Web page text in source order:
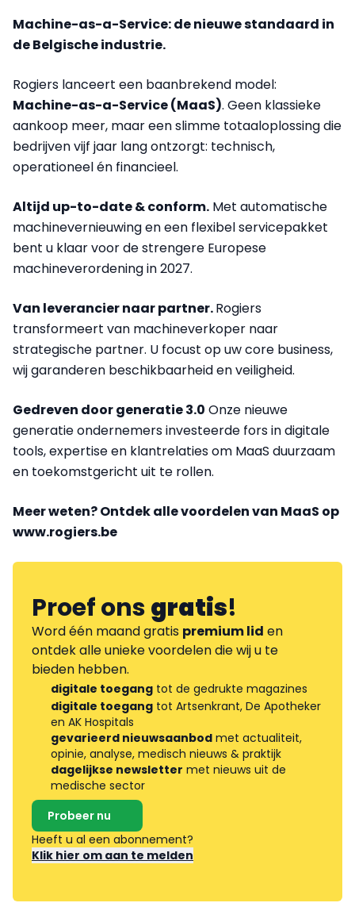
Machine-as-a-Service: de nieuwe standaard in
de Belgische industrie.
Rogiers lanceert een baanbrekend model:
Machine-as-a-Service (MaaS). Geen klassieke
aankoop meer, maar een slimme totaaloplossing die
bedrijven vijf jaar lang ontzorgt: technisch,
operationeel én financieel.
Altijd up-to-date & conform. Met automatische
machinevernieuwing en een flexibel servicepakket
bent u klaar voor de strengere Europese
machineverordening in 2027.
Van leverancier naar partner.Rogiers
transformeert van machineverkoper naar
strategische partner. U focust op uw core business,
wij garanderen beschikbaarheid en veiligheid.
Gedreven door generatie 3.0 Onze nieuwe
generatie ondernemers investeerde fors in digitale
tools, expertise en klantrelaties om MaaS duurzaam
en toekomstgericht uit te rollen.
Meer weten? Ontdek alle voordelen van MaaS op
www.rogiers.be
Proef onsgratis!
Word één maand gratis premium lid en
ontdek alle unieke voordelen die wij u te
bieden hebben.
digitale toegang tot de gedrukte magazines
digitale toegang tot Artsenkrant, De Apotheker
en AK Hospitals
gevarieerd nieuwsaanbod met actualiteit,
opinie, analyse, medisch nieuws & praktijk
dagelijkse newsletter met nieuws uit de
medische sector
Probeer nu
Heeft u al een abonnement?
Klik hier om aan te melden